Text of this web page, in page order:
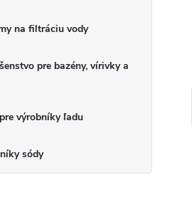
na filtráciu vody
pre bazény, vírivky a
výrobníky ľadu
sódy